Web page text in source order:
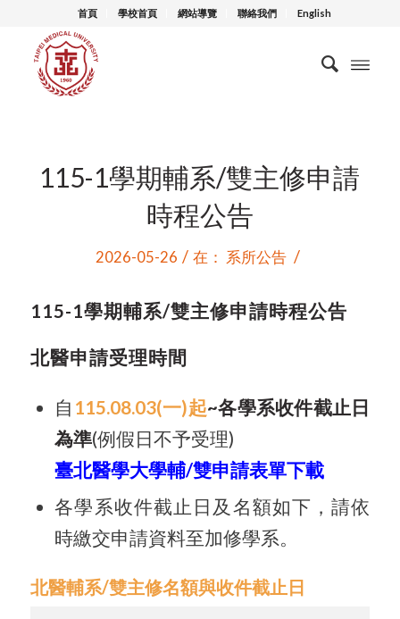
首頁 學校首頁 網站導覽 聯絡我們 English
115-1學期輔系/雙主修申請
時程公告
2026-05-26 / 在： 系所公告 /
115-1學期輔系/雙主修申請時程公告
北醫申請受理時間
自 115.08.03(一)起~各學系收件截止日
為準(例假日不予受理)
臺北醫學大學輔/雙申請表單下載
各學系收件截止日及名額如下，請依
時繳交申請資料至加修學系。
北醫輔系/雙主修名額與收件截止日